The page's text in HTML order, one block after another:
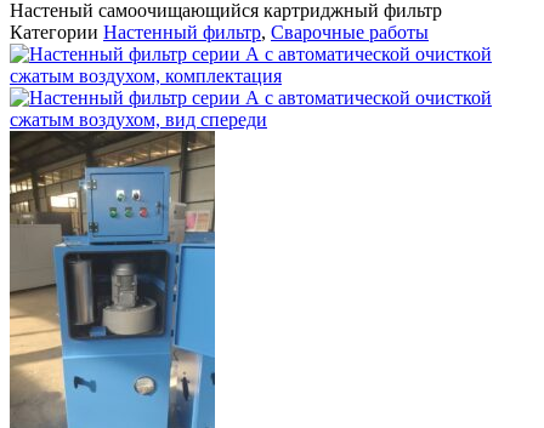
Настеный самоочищающийся картриджный фильтр
Категории Настенный фильтр, Сварочные работы